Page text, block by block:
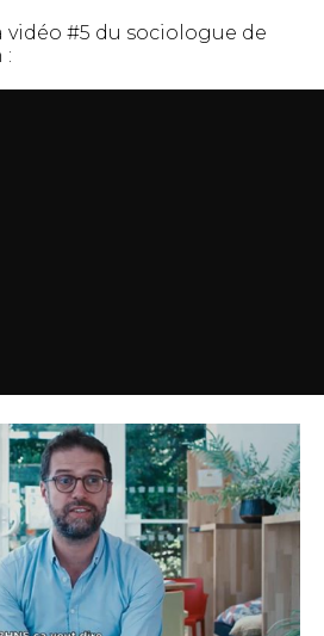
vidéo #5 du sociologue de
: